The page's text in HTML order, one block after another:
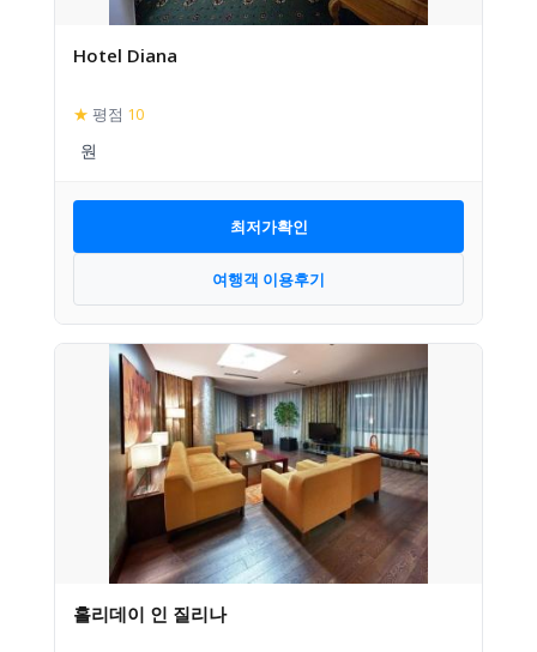
Hotel Diana
★ 평점 10
최저가확인
여행객 이용후기
홀리데이 인 질리나